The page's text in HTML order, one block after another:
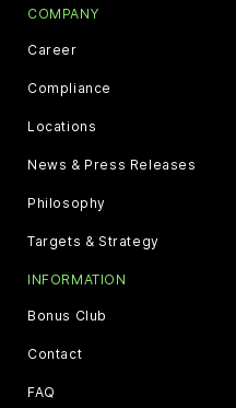
COMPANY
Career
Compliance
Locations
News & Press Releases
Philosophy
Targets & Strategy
INFORMATION
Bonus Club
Contact
FAQ